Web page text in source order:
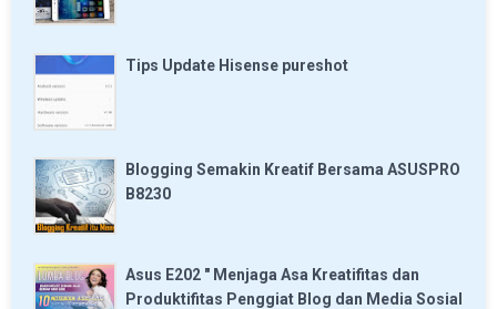
Tips Update Hisense pureshot
Blogging Semakin Kreatif Bersama ASUSPRO
B8230
Asus E202 " Menjaga Asa Kreatifitas dan
Produktifitas Penggiat Blog dan Media Sosial